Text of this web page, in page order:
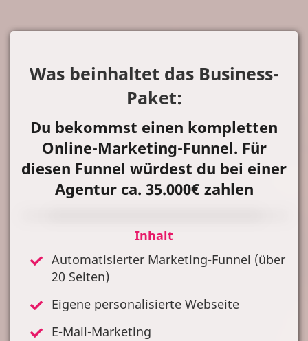
Was beinhaltet das Business-
Paket:
Du bekommst einen kompletten
Online-Marketing-Funnel. Für
diesen Funnel würdest du bei einer
Agentur ca. 35.000€ zahlen
Inhalt
Automatisierter Marketing-Funnel (über
20 Seiten)
Eigene personalisierte Webseite
E-Mail-Marketing